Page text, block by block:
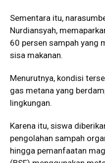
Sementara itu,
Nurdiansyah,
60 persen sampah yang
sisa makanan.
Menurutnya, kondisi
gas metana yang
lingkungan.
Karena itu, siswa
pengolahan sampah
hingga pemanfaatan